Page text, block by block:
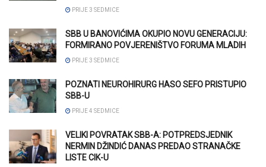
PRIJE 3 SEDMICE
SBB U BANOVIĆIMA OKUPIO NOVU GENERACIJU:
FORMIRANO POVJERENIŠTVO FORUMA MLADIH
PRIJE 3 SEDMICE
POZNATI NEUROHIRURG HASO SEFO PRISTUPIO
SBB-U
PRIJE 4 SEDMICE
VELIKI POVRATAK SBB-A: POTPREDSJEDNIK
NERMIN DŽINDIĆ DANAS PREDAO STRANAČKE
LISTE CIK-U